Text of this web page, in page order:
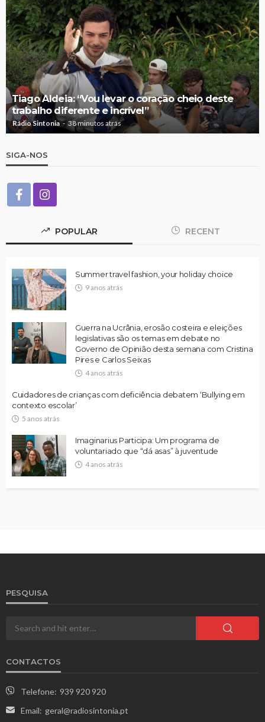
Tiago Aldeia: “Vou levar o coração cheio deste
trabalho diferente e incrível”
Rádio Sintonia 38 minutos atrás
SIGA-NOS
POPULAR RECENT
Summer travel fashion, your holiday choice
9 anos atrás
Guerra na Ucrânia, erosão costeira e eleições
legislativas são os temas em debate no
Governo de Opinião desta semana com Cristina
Pires e Carlos Seixas
4 anos atrás
Cuidadores de crianças com deficiência debatem ‘Bullying em
contexto escolar’
5 anos atrás
Imaginarius Participa: Um programa de
voluntariado que “dá asas” à juventude
4 anos atrás
PESQUISA
CONTACTOS
Telefone: 939 920 920
Email: geral@radiosintonia.pt